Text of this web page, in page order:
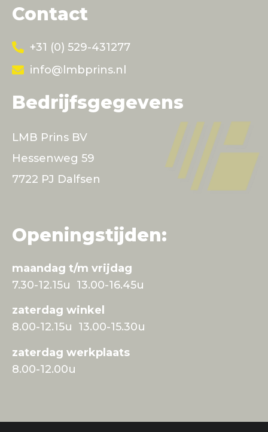
Contact
+31 (0) 529-431277
info@lmbprins.nl
Bedrijfsgegevens
LMB Prins BV
Hessenweg 59
7722 PJ Dalfsen
Openingstijden:
maandag t/m vrijdag
7.30-12.15u 13.00-16.45u
zaterdag winkel
8.00-12.15u 13.00-15.30u
zaterdag werkplaats
8.00-12.00u